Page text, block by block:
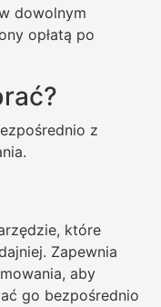
dowolnym
opłatą po
z
które
Zapewnia
aby
go bezpośrednio